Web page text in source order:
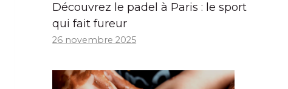
Découvrez le padel à Paris : le sport
qui fait fureur
26 novembre 2025